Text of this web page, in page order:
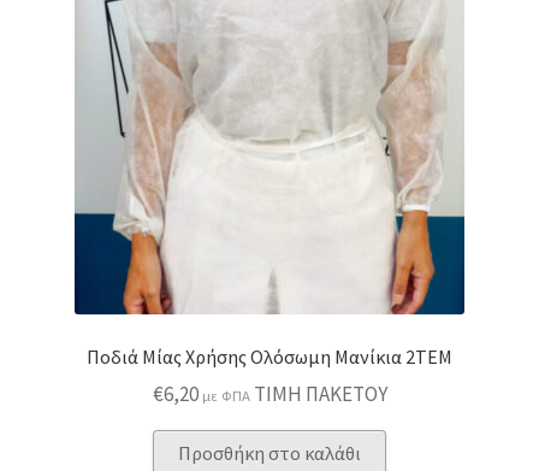
Ποδιά Μίας Χρήσης Ολόσωμη Μανίκια 2ΤΕΜ
€6,20 με ΦΠΑ ΤΙΜΗ ΠΑΚΕΤΟΥ
Προσθήκη στο καλάθι